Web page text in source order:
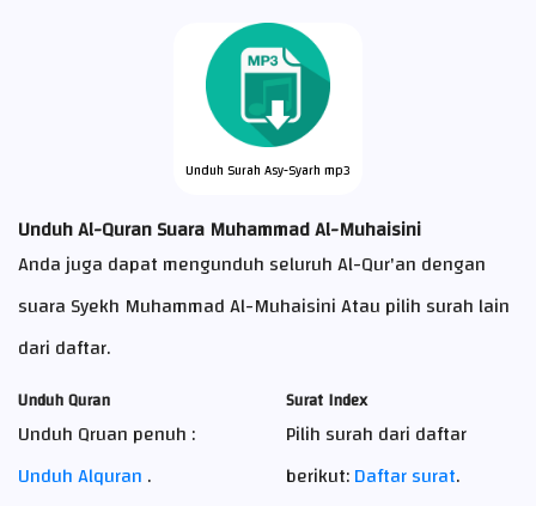
Unduh Surah Asy-Syarh mp3
Unduh Al-Quran Suara Muhammad Al-Muhaisini
Anda juga dapat mengunduh seluruh Al-Qur'an dengan
suara Syekh Muhammad Al-Muhaisini Atau pilih surah lain
dari daftar.
Unduh Quran
Unduh Qruan penuh :
Unduh Alquran .
Surat Index
Pilih surah dari daftar
berikut:Daftar surat.